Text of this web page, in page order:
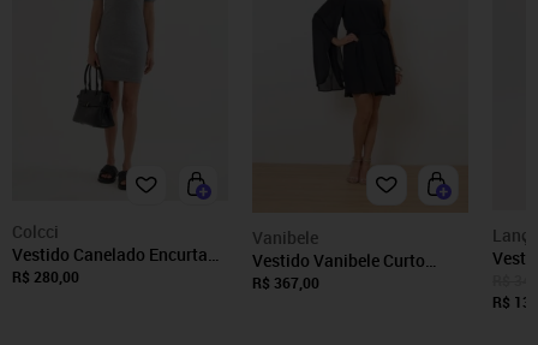
Colcci
Vestido Canelado Encurtado
Manga Curta Colcci Mescla
R$ 280,00
Vanibele
Vestido Vanibele Curto
Preto
R$ 367,00
R$